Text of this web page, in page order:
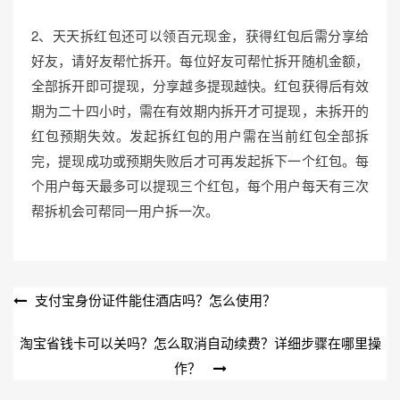
2、天天拆红包还可以领百元现金，获得红包后需分享给
好友，请好友帮忙拆开。每位好友可帮忙拆开随机金额，
全部拆开即可提现，分享越多提现越快。红包获得后有效
期为二十四小时，需在有效期内拆开才可提现，未拆开的
红包预期失效。发起拆红包的用户需在当前红包全部拆
完，提现成功或预期失败后才可再发起拆下一个红包。每
个用户每天最多可以提现三个红包，每个用户每天有三次
帮拆机会可帮同一用户拆一次。
文
导
支付宝身份证件能住酒店吗？怎么使用？
淘宝省钱卡可以关吗？怎么取消自动续费？详细步骤在哪里操
作？